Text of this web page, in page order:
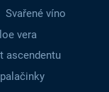
Svařené víno
vera
ascendentu